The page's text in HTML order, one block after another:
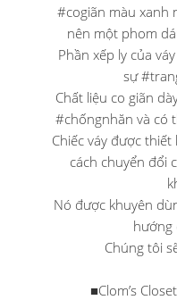
#cogiãn màu xanh
nên một phom
Phần xếp ly của
sự
Chất liệu co giãn
#chốngnhăn và có
Chiếc váy được
cách chuyển đổi
Nó được khuyên
hướng
Chúng tôi
■Clom’s